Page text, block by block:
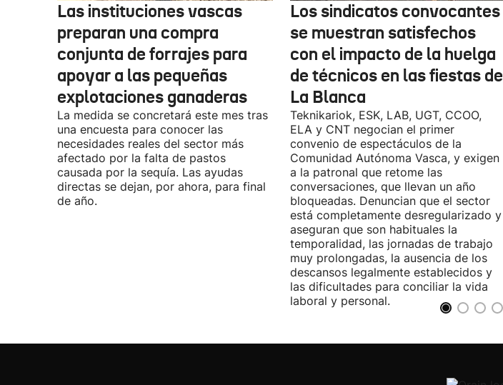
Las instituciones vascas
preparan una compra
conjunta de forrajes para
apoyar a las pequeñas
explotaciones ganaderas
La medida se concretará este mes tras
una encuesta para conocer las
necesidades reales del sector más
afectado por la falta de pastos
causada por la sequía. Las ayudas
directas se dejan, por ahora, para final
de año.
Los sindicatos convocantes
se muestran satisfechos
con el impacto de la huelga
de técnicos en las fiestas de
La Blanca
Teknikariok, ESK, LAB, UGT, CCOO,
ELA y CNT negocian el primer
convenio de espectáculos de la
Comunidad Autónoma Vasca, y exigen
a la patronal que retome las
conversaciones, que llevan un año
bloqueadas. Denuncian que el sector
está completamente desregularizado y
aseguran que son habituales la
temporalidad, las jornadas de trabajo
muy prolongadas, la ausencia de los
descansos legalmente establecidos y
las dificultades para conciliar la vida
laboral y personal.